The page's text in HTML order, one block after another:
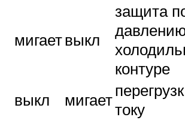
мигаетвыкл
защита
контуре
выкл мигаеттоку